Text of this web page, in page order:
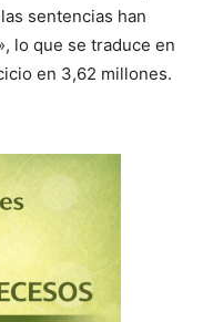
sentencias han
lo que se traduce en
en 3,62 millones.